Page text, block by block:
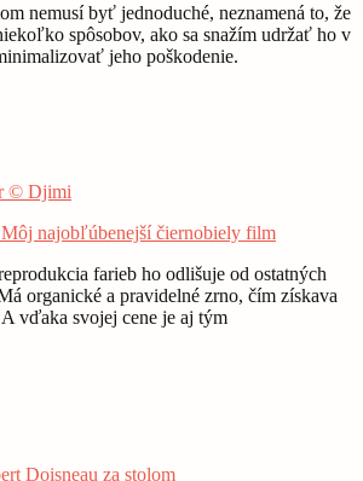
nemusí byť jednoduché, neznamená to, že
spôsobov, ako sa snažím udržať ho v
jeho poškodenie.
najobľúbenejší čiernobiely film
farieb ho odlišuje od ostatných
organické a pravidelné zrno, čím získava
vďaka svojej cene je aj tým